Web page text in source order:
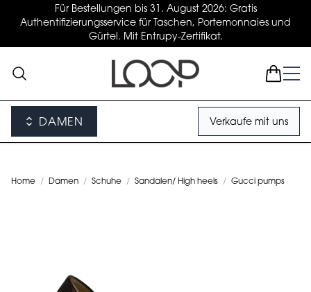
Für Bestellungen bis 31. August 2026: Gratis
Authentifizierungsservice für Taschen, Portemonnaies und
Gürtel. Mit Entrupy-Zertifikat.
DAMEN Verkaufe mit uns
Home / Damen / Schuhe / Sandalen/ High heels / Gucci pumps